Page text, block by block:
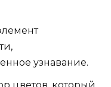
узнавание.